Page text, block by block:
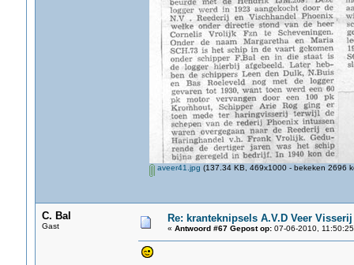
aveer41.jpg (137.34 KB, 469x1000 - bekeken 2696
C. Bal
Gast
Re: kranteknipsels A.V.D Veer
« Antwoord #67 Gepost op:07-06-2010,